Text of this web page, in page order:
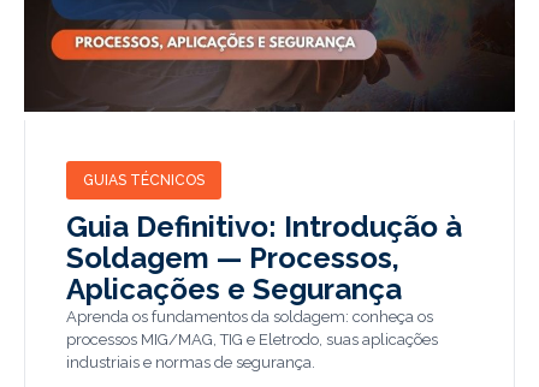
GUIAS TÉCNICOS
Guia Definitivo: Introdução à
Soldagem — Processos,
Aplicações e Segurança
Aprenda os fundamentos da soldagem: conheça os
processos MIG/MAG, TIG e Eletrodo, suas aplicações
industriais e normas de segurança.